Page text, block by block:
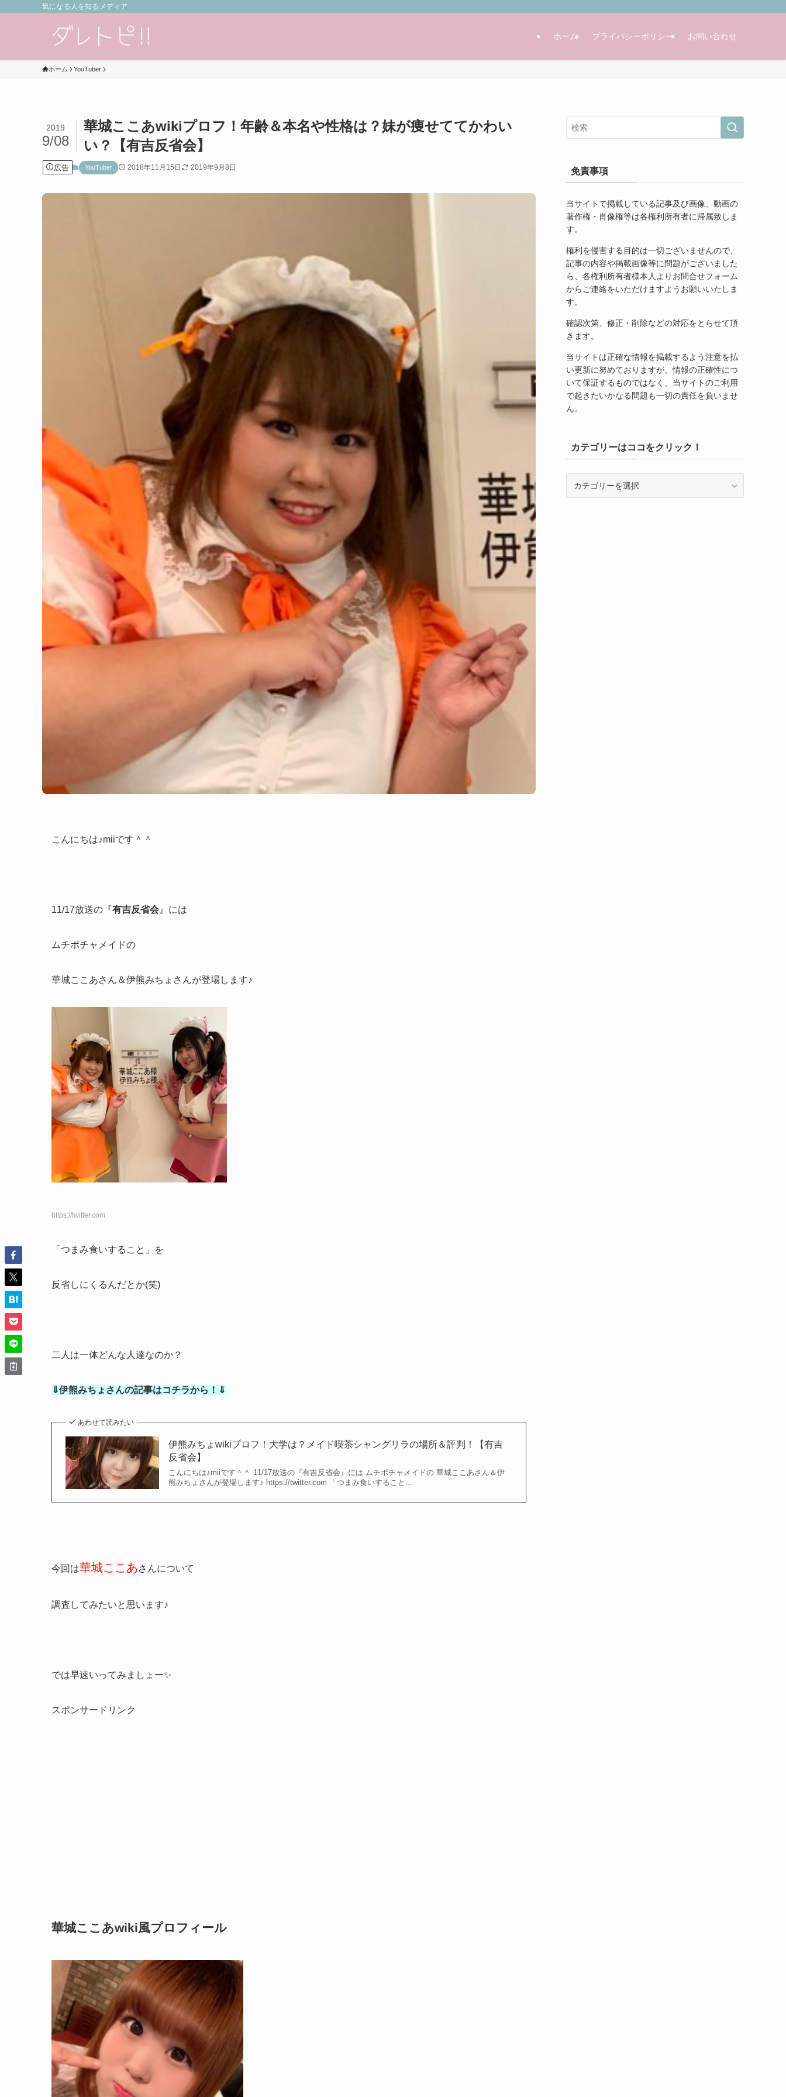
気になる人を知るメディア
ホーム プライバシーポリシー お問い合わせ
ホーム YouTuber
華城ここあwikiプロフ！年齢＆本名や性格は？妹が痩せててかわい
い？【有吉反省会】
2019
9/08
広告 YouTuber 2018年11月15日 2019年9月8日
こんにちは♪miiです＾＾
11/17放送の『有吉反省会 』には
ムチポチャメイドの
華城ここあさん＆伊熊みちょさんが登場します♪
https://twitter.com
「つまみ食いすること」を
反省しにくるんだとか(笑)
二人は一体どんな人達なのか？
⇓伊熊みちょさんの記事はコチラから！⇓
あわせて読みたい
伊熊みちょwikiプロフ！大学は？メイド喫茶シャングリラの場所＆評判！【有吉
反省会】
こんにちは♪miiです＾＾ 11/17放送の『有吉反省会』には ムチポチャメイドの 華城ここあさん＆伊
熊みちょさんが登場します♪ https://twitter.com 「つまみ食いすること...
今回は華城ここあさんについて
調査してみたいと思います♪
では早速いってみましょー✨
スポンサードリンク
華城ここあwiki風プロフィール
免責事項
当サイトで掲載している記事及び画像、動画の
著作権・肖像権等は各権利所有者に帰属致しま
す。
権利を侵害する目的は一切ございませんので、
記事の内容や掲載画像等に問題がございました
ら、各権利所有者様本人よりお問合せフォーム
からご連絡をいただけますようお願いいたしま
す。
確認次第、修正・削除などの対応をとらせて頂
きます。
当サイトは正確な情報を掲載するよう注意を払
い更新に努めておりますが、情報の正確性につ
いて保証するものではなく、当サイトのご利用
で起きたいかなる問題も一切の責任を負いませ
ん。
カテゴリーはココをクリック！